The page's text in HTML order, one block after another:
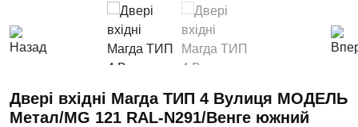
Двері вхідні Магда ТИП 4 Вулиця МОДЕЛЬ
Метал/MG 121 RAL-N291/Венге южний